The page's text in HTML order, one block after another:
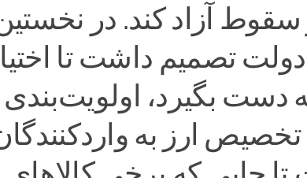
سقوط آزاد کند. در
تصمیم داشت تا
به دست بگیرد، اولویت‌بندی
ارز به